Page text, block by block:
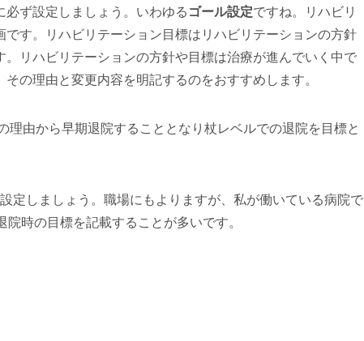
ず設定しましょう。いわゆる ゴール設定ですね。リハビリ
す。リハビリテーション目標はリハビリテーションの方針
リハビリテーションの方針や目標は治療が進んでいく中で
の理由と変更内容を明記するのをおすすめします。
由から早期退院することとなり杖レベルでの退院を目標と
定しましょう。職場にもよりますが、私が働いている病院で
時の目標を記載することが多いです。